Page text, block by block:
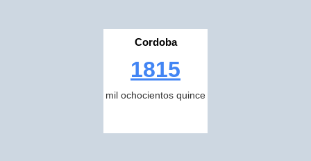
Cordoba
1815
mil ochocientos quince